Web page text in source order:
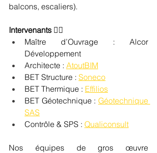
balcons, escaliers).
Intervenants 👷‍♂️
Maître d’Ouvrage : Alcor
Développement
Architecte : AtoutBIM
BET Structure : Soneco
BET Thermique : Effilios
BET Géotechnique : Géotechnique
SAS
Contrôle & SPS : Qualiconsult
Nos équipes de gros œuvre